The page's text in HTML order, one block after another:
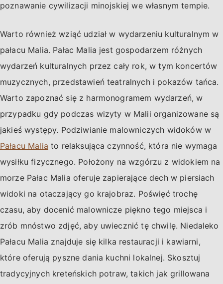
poznawanie cywilizacji minojskiej we własnym tempie.
Warto również wziąć udział w wydarzeniu kulturalnym w
pałacu Malia. Pałac Malia jest gospodarzem różnych
wydarzeń kulturalnych przez cały rok, w tym koncertów
muzycznych, przedstawień teatralnych i pokazów tańca.
Warto zapoznać się z harmonogramem wydarzeń, w
przypadku gdy podczas wizyty w Malii organizowane są
jakieś występy. Podziwianie malowniczych widoków w
Pałacu Malia to relaksująca czynność, która nie wymaga
wysiłku fizycznego. Położony na wzgórzu z widokiem na
morze Pałac Malia oferuje zapierające dech w piersiach
widoki na otaczający go krajobraz. Poświęć trochę
czasu, aby docenić malownicze piękno tego miejsca i
zrób mnóstwo zdjęć, aby uwiecznić tę chwilę. Niedaleko
Pałacu Malia znajduje się kilka restauracji i kawiarni,
które oferują pyszne dania kuchni lokalnej. Skosztuj
tradycyjnych kreteńskich potraw, takich jak grillowana